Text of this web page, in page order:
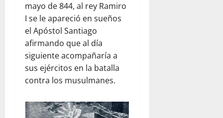
mayo de 844, al rey Ramiro
I se le apareció en sueños
el Apóstol Santiago
afirmando que al día
siguiente acompañaría a
sus ejércitos en la batalla
contra los musulmanes.